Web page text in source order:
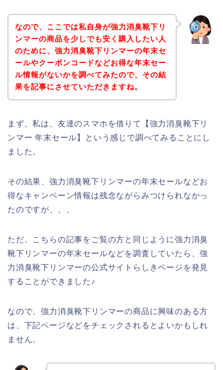
なので、ここでは私自身が強力消臭靴下リ
ンマーの商品を少しでも安く購入したい人
のために、強力消臭靴下リンマーの年末セ
ールやクーポンコードなどお得な年末セー
ル情報がないかを調べてみたので、その結
果を記事にさせていただきますね。
まず、私は、友達のスマホを借りて【強力消臭靴下リ
ンマー 年末セール】という感じで調べてみることにし
ました。
その結果、強力消臭靴下リンマーの年末セールなどお
得なキャンペーン情報は残念ながらみつけられなかっ
たのですが、、、
ただ、こちらの記事をご覧の方と同じように強力消臭
靴下リンマーの年末セールなどを調査していたら、強
力消臭靴下リンマーの公式サイトらしきページを発見
することができました♪
なので、強力消臭靴下リンマーの商品に興味のある方
は、下記ページなどをチェックされるとよいかもしれ
ません。